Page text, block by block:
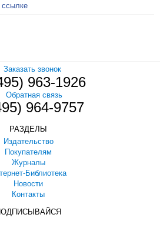
ссылке
Заказать звонок
963-1926
Обратная связь
964-9757
РАЗДЕЛЫ
Издательство
Покупателям
Журналы
Библиотека
Новости
Контакты